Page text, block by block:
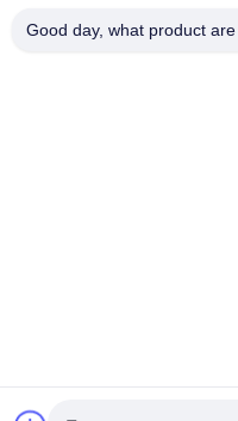
เซ็ต CTP ผู้จัดจําหน่าย.ลิ
Good day, what product